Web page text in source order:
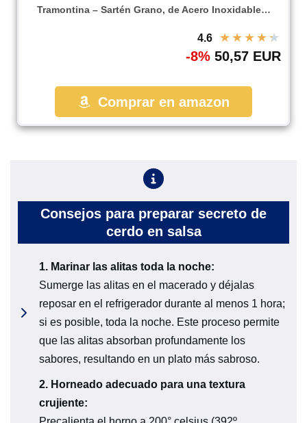
Tramontina – Sartén Grano, de Acero Inoxidable…
4.6 ★ ★ ★ ★ ★
-8% 50,57 EUR
Comprar en amazon
Consejos para preparar secreto de
cerdo en salsa
1. Marinar las alitas toda la noche:
Sumerge las alitas en el macerado y déjalas
reposar en el refrigerador durante al menos 1 hora;
si es posible, toda la noche. Este proceso permite
que las alitas absorban profundamente los
sabores, resultando en un plato más sabroso.
2. Horneado adecuado para una textura
crujiente: